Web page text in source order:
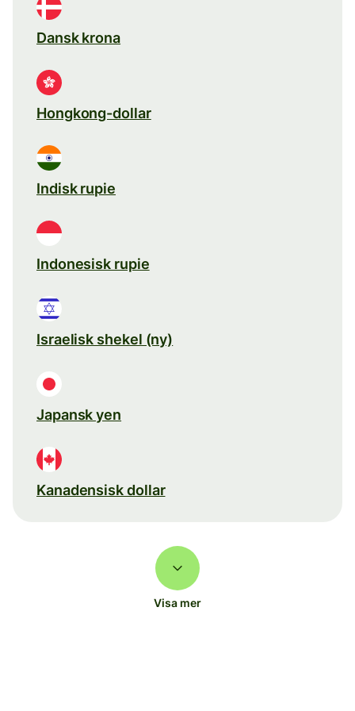
Dansk krona
Hongkong-dollar
Indisk rupie
Indonesisk rupie
Israelisk shekel (ny)
Japansk yen
Kanadensisk dollar
Visa mer